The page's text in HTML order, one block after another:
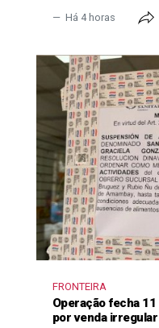
Há 4 horas
FRONTEIRA
Operação fecha
por venda